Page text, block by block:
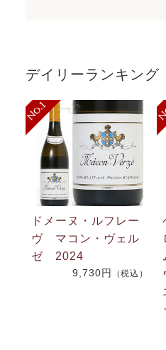
デイリーランキング
ドメーヌ・ルフレー
ヴ マコン・ヴェル
ゼ 2024
9,730円 （税込）